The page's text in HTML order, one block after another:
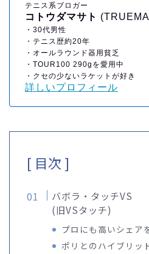
テニス系ブロガー
コトウダマサト
・30代男性
・テニス歴約20年
・オールラウンド器用貧乏
・TOUR100 290gを愛用中
・クセの少ないラケットが好き
詳しいプロフィール
[ 目次 ]
バボラ・タッチVS
(旧VSタッチ)
プロにも高いシェア
ポリとのハイブリッ